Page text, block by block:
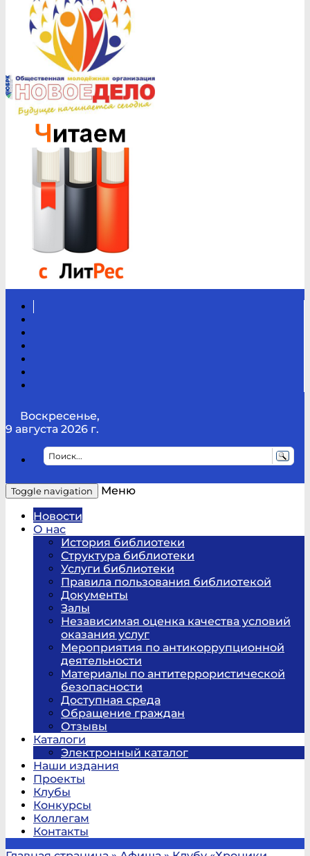
Воскресенье,
9 августа 2026 г.
Toggle navigation
Меню
Новости
О нас
История библиотеки
Структура библиотеки
Услуги библиотеки
Правила пользования библиотекой
Документы
Залы
Независимая оценка качества условий
оказания услуг
Мероприятия по антикоррупционной
деятельности
Материалы по антитеррористической
безопасности
Доступная среда
Обращение граждан
Отзывы
Каталоги
Электронный каталог
Наши издания
Проекты
Клубы
Конкурсы
Коллегам
Контакты